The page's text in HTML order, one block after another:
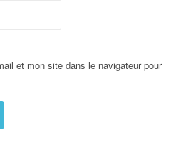
et mon site dans le navigateur pour